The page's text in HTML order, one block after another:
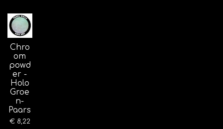
Chro
om
powd
er -
Holo
Groe
n-
Paars
€ 8,22